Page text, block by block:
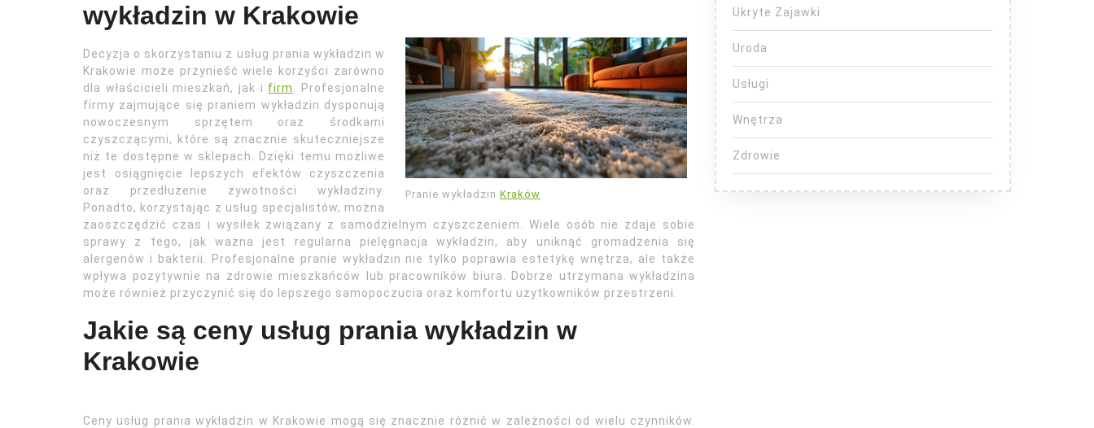
wykładzin w Krakowie
Pranie wykładzin Kraków
Decyzja o skorzystaniu z usług prania wykładzin w
Krakowie może przynieść wiele korzyści zarówno
dla właścicieli mieszkań, jak i firm
. Profesjonalne
firmy zajmujące się praniem wykładzin dysponują
nowoczesnym sprzętem oraz środkami
czyszczącymi, które są znacznie skuteczniejsze
niż te dostępne w sklepach. Dzięki temu możliwe
jest osiągnięcie lepszych efektów czyszczenia
oraz przedłużenie żywotności wykładziny.
Ponadto, korzystając z usług specjalistów, można
zaoszczędzić czas i wysiłek związany z samodzielnym czyszczeniem. Wiele osób nie zdaje sobie
sprawy z tego, jak ważna jest regularna pielęgnacja wykładzin, aby uniknąć gromadzenia się
alergenów i bakterii. Profesjonalne pranie wykładzin nie tylko poprawia estetykę wnętrza, ale także
wpływa pozytywnie na zdrowie mieszkańców lub pracowników biura. Dobrze utrzymana wykładzina
może również przyczynić się do lepszego samopoczucia oraz komfortu użytkowników przestrzeni.
Jakie są ceny usług prania wykładzin w
Krakowie
Ceny usług prania wykładzin w Krakowie mogą się znacznie różnić w zależności od wielu czynników.
Ukryte Zajawki
Uroda
Usługi
Wnętrza
Zdrowie